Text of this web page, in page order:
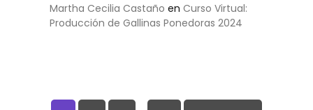
Martha Cecilia Castaño en Curso Virtual:
Producción de Gallinas Ponedoras 2024